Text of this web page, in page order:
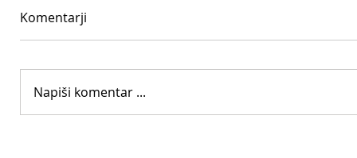
Komentarji
Napiši komentar ...